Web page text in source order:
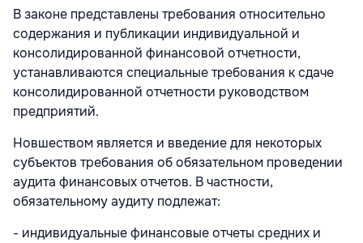
В законе представлены требования относительно
содержания и публикации индивидуальной и
консолидированной финансовой отчетности,
устанавливаются специальные требования к сдаче
консолидированной отчетности руководством
предприятий.
Новшеством является и введение для некоторых
субъектов требования об обязательном проведении
аудита финансовых отчетов. В частности,
обязательному аудиту подлежат:
- индивидуальные финансовые отчеты средних и